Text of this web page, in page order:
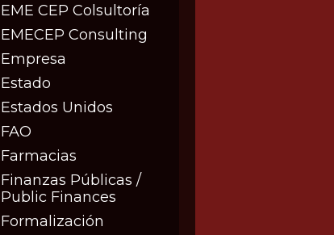
EME CEP Colsultoría
EMECEP Consulting
Empresa
Estado
Estados Unidos
FAO
Farmacias
Finanzas Públicas /
Public Finances
Formalización